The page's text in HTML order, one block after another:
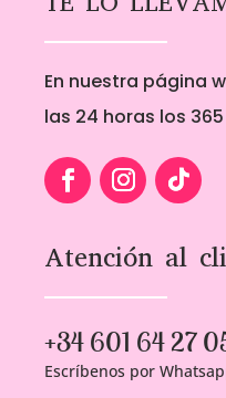
En nuestra página
las 24 horas los
Atención al
+34 601 64 27
Escríbenos por